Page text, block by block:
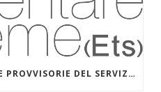
ON LINE LE GRADUATORIE PROVVISORIE DEL SERVIZIO CIVILE UNIVERSALE PER I PROGETTI DI INVENTARE INSIEME (ETS) CON SALESIANI PER IL SOCIALE